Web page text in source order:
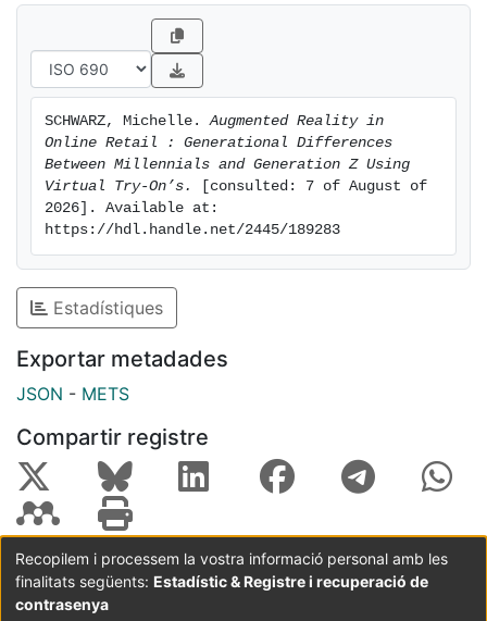
SCHWARZ, Michelle. Augmented Reality in
Online Retail : Generational Differences
Between Millennials and Generation Z Using
Virtual Try-On’s.
[consulted: 7 of August of
2026]. Available at:
https://hdl.handle.net/2445/189283
Estadístiques
Exportar metadades
JSON - METS
Compartir registre
Coordinació:CRAI UB Avís legal
Metadades
subjectes a:
Recopilem i processem la vostra informació personal amb les
finalitats següents: Estadístic & Registre i recuperació de
contrasenya